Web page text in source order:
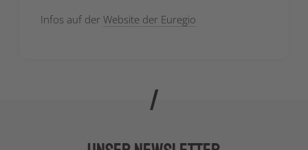
Infos auf der Website der Euregio